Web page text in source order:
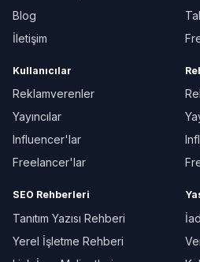
Blog
İletişim
Kullanıcılar
Reklamverenler
Yayıncılar
Influencer'lar
Freelancer'lar
SEO Rehberleri
Tanıtım Yazısı Rehberi
Yerel İşletme Rehberi